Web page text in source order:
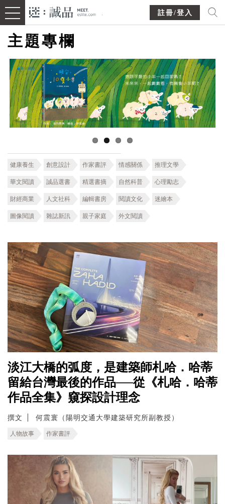
註冊/登入
主題專欄
健康養生 創意設計 作家書評 情感關係 推理文學
華文閱讀 誠品選書 精選書摘 自然科普 心理勵志
財經商業 人文社科 編輯書房 閱讀文化 迷繪本
圖像閱讀 雜誌新訊 親子家庭 外文閱讀
淡江大橋的弧度，是建築師札哈．哈蒂
留給台灣最後的作品──從《札哈．哈蒂
作品全集》窺探設計理念
撰文 何震寰（陽明交通大學建築研究所副教授）
人物故事 作家書評